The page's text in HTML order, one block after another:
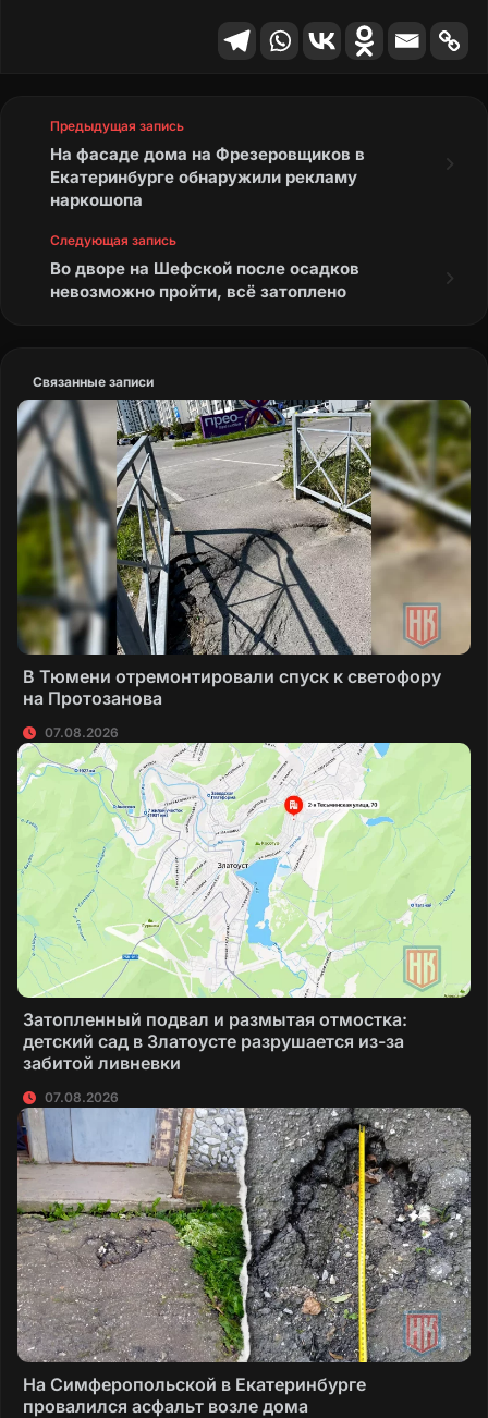
Предыдущая запись
На фасаде дома на Фрезеровщиков в
Екатеринбурге обнаружили рекламу
наркошопа
Следующая запись
Во дворе на Шефской после осадков
невозможно пройти, всё затоплено
Связанные записи
В Тюмени отремонтировали спуск к светофору
на Протозанова
07.08.2026
Затопленный подвал и размытая отмостка:
детский сад в Златоусте разрушается из-за
забитой ливневки
07.08.2026
На Симферопольской в Екатеринбурге
провалился асфальт возле дома